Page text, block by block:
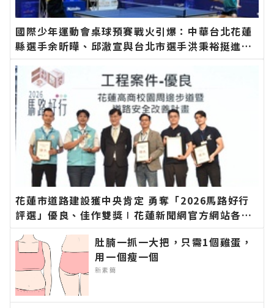
國際少年運動會桌球預賽戰火引爆：中華台北花蓮
縣選手余昕曄、邱澈宣與台北市選手洪秉裕挺進男
子單打八強∣花蓮新聞網官方網站各類新聞－最快
速的今日新聞報導 最新的在地資訊！
花蓮市道路建設獲中央肯定 勇奪「2026馬路好行
評選」優良、佳作雙獎∣花蓮新聞網官方網站各類
新聞－最快速的今日新聞報導 最新的在地資訊！
肚腩一抓一大把，只需1個雞蛋，
用一個瘦一個
新素簡